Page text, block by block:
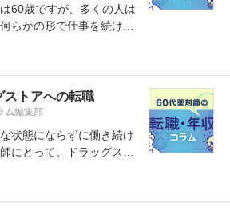
60歳ですが、多くの人は
らかの形で仕事を続けて
ストアへの転職
ム編集部
状態にならずに働き続け
にとって、ドラッグスト